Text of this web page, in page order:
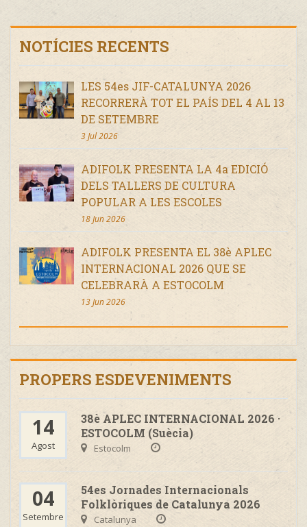
NOTÍCIES RECENTS
LES 54es JIF-CATALUNYA 2026
RECORRERÀ TOT EL PAÍS DEL 4 AL 13
DE SETEMBRE
3 Jul 2026
ADIFOLK PRESENTA LA 4a EDICIÓ
DELS TALLERS DE CULTURA
POPULAR A LES ESCOLES
18 Jun 2026
ADIFOLK PRESENTA EL 38è APLEC
INTERNACIONAL 2026 QUE SE
CELEBRARÀ A ESTOCOLM
13 Jun 2026
PROPERS ESDEVENIMENTS
14
Agost
38è APLEC INTERNACIONAL 2026 ·
ESTOCOLM (Suècia)
Estocolm
04
Setembre
54es Jornades Internacionals
Folklòriques de Catalunya 2026
Catalunya